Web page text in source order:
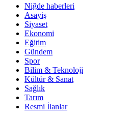
Niğde haberleri
Asayiş
Siyaset
Ekonomi
Eğitim
Gündem
Spor
Bilim & Teknoloji
Kültür & Sanat
Sağlık
Tarım
Resmi İlanlar